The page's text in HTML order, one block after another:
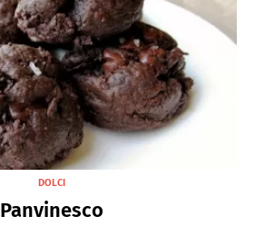
DOLCI
Panvinesco